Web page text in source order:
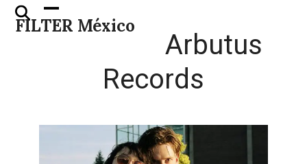
Skip
FILTER México
Open
mobile
Close
mobile
Arbutus
Records